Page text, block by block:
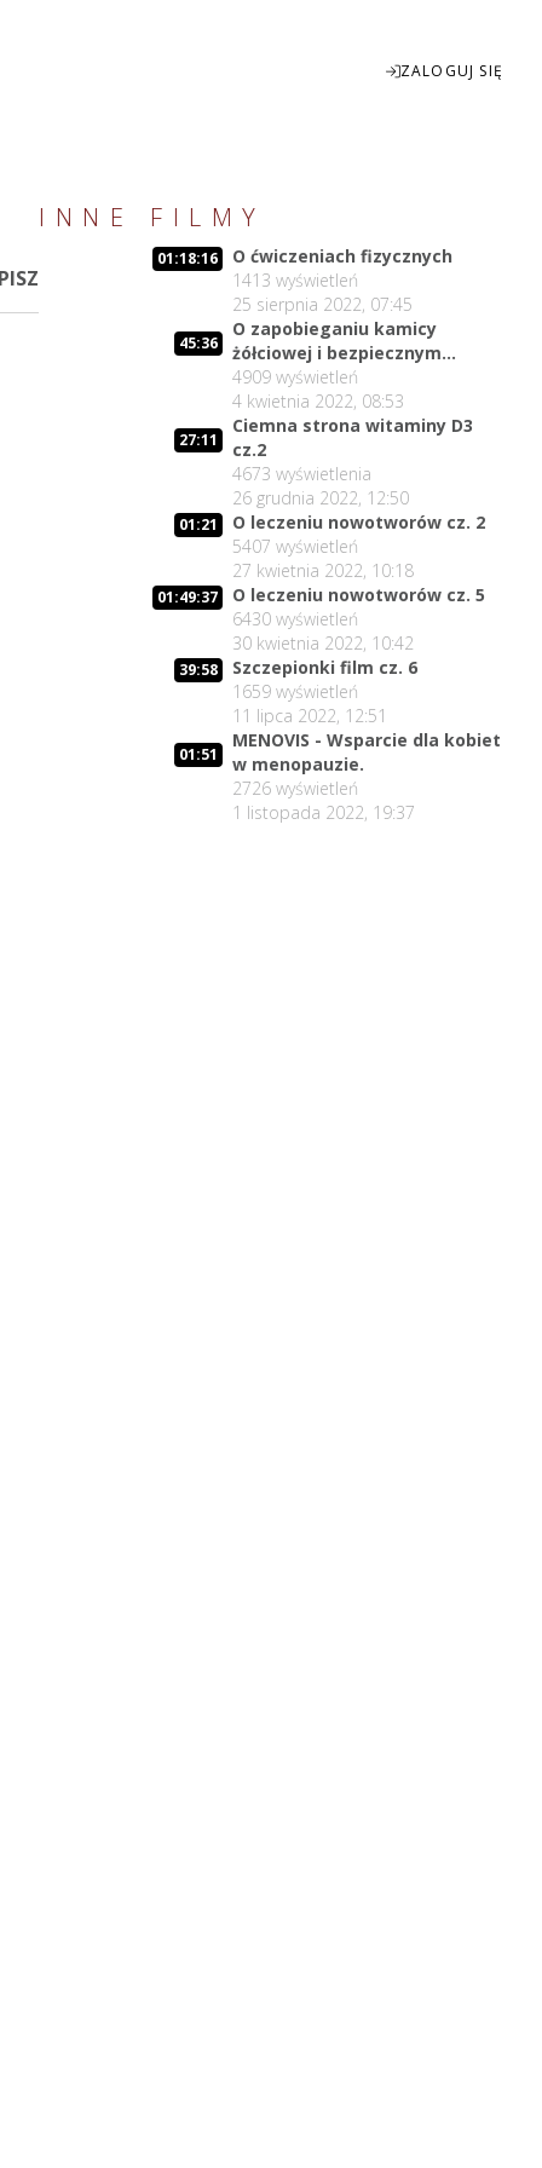
ZALOGUJ SIĘ
fullscreen
INNE FILMY
01:18:16
O ćwiczeniach fizycznych
1413 wyświetleń
25 sierpnia 2022, 07:45
45:36
O zapobieganiu kamicy
żółciowej i bezpiecznym
rozpuszczaniu kamieni
żółciowych
4909 wyświetleń
4 kwietnia 2022, 08:53
27:11
Ciemna strona witaminy D3
cz.2
4673 wyświetlenia
26 grudnia 2022, 12:50
01:21
O leczeniu nowotworów cz. 2
5407 wyświetleń
27 kwietnia 2022, 10:18
01:49:37
O leczeniu nowotworów cz. 5
6430 wyświetleń
30 kwietnia 2022, 10:42
39:58
Szczepionki film cz. 6
1659 wyświetleń
11 lipca 2022, 12:51
01:51
MENOVIS - Wsparcie dla kobiet
w menopauzie.
2726 wyświetleń
1 listopada 2022, 19:37